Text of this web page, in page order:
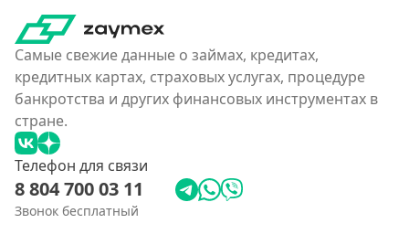
Самые свежие данные о займах, кредитах,
кредитных картах, страховых услугах, процедуре
банкротства и других финансовых инструментах в
стране.
Телефон для связи
8 804 700 03 11
Звонок бесплатный